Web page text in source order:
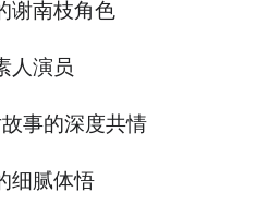
谢南枝角色
人演员
事的深度共情
细腻体悟